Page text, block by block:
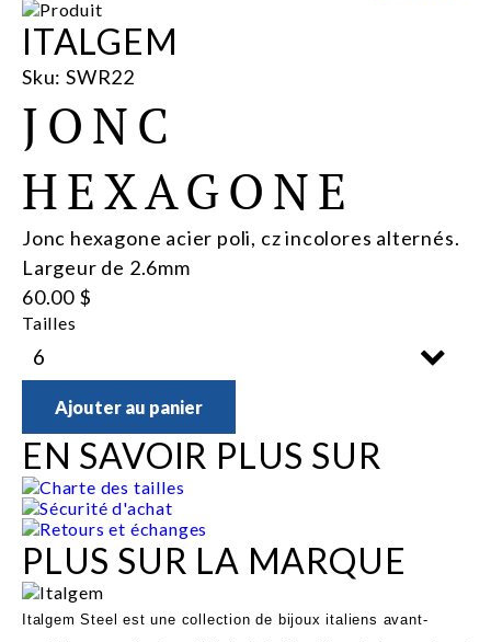
ITALGEM
Sku: SWR22
JONC
HEXAGONE
Jonc hexagone acier poli, cz incolores alternés.
Largeur de 2.6mm
60.00 $
Tailles
Ajouter au panier
EN SAVOIR PLUS SUR
Charte des tailles
Sécurité d'achat
Retours et échanges
PLUS SUR LA MARQUE
Italgem Steel est une collection de bijoux italiens avant-